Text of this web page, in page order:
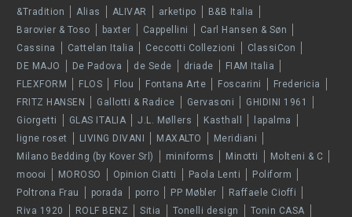
&Tradition Alias ALIVAR arketipo
B&B Italia
Barovier & Toso
baxter Cappellini
Carl Hansen & Søn
Cassina
Cattelan Italia Ceccotti Collezioni
ClassiCon
DE MAJO
De Padova de Sede driade
FIAM Italia
FLEXFORM
FLOS Flou Fontana Arte Foscarini
Fredericia
FRITZ HANSEN
Gallotti & Radice Gervasoni
GHIDINI 1961
Giorgetti
GLAS ITALIA J.L. Møllers Kasthall
lapalma
ligne roset
LIVING DIVANI MAXALTO
Meridiani
Milano Bedding (by Kover Srl)
miniforms Minotti
Molteni & C
moooi
MOROSO Opinion Ciatti Paola Lenti
Poliform
Poltrona Frau
porada porro PP Møbler
Raffaele Cioffi
Riva 1920
ROLF BENZ Sitia Tonelli design
Tonin CASA